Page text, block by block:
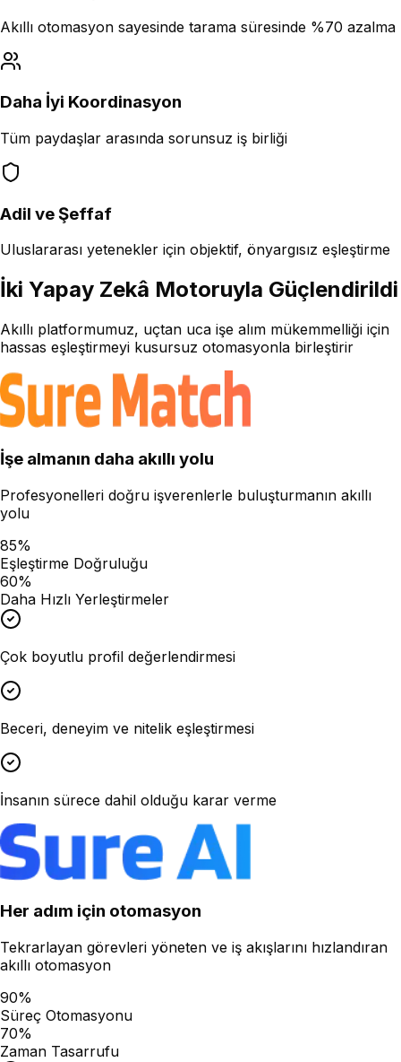
Akıllı otomasyon sayesinde tarama süresinde %70 azalma
Daha İyi Koordinasyon
Tüm paydaşlar arasında sorunsuz iş birliği
Adil ve Şeffaf
Uluslararası yetenekler için objektif, önyargısız eşleştirme
İki Yapay Zekâ Motoruyla Güçlendirildi
Akıllı platformumuz, uçtan uca işe alım mükemmelliği için
hassas eşleştirmeyi kusursuz otomasyonla birleştirir
İşe almanın daha akıllı yolu
Profesyonelleri doğru işverenlerle buluşturmanın akıllı
yolu
85%
Eşleştirme Doğruluğu
60%
Daha Hızlı Yerleştirmeler
Çok boyutlu profil değerlendirmesi
Beceri, deneyim ve nitelik eşleştirmesi
İnsanın sürece dahil olduğu karar verme
Her adım için otomasyon
Tekrarlayan görevleri yöneten ve iş akışlarını hızlandıran
akıllı otomasyon
90%
Süreç Otomasyonu
70%
Zaman Tasarrufu